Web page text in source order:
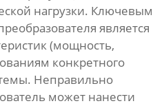
нагрузки. Ключевым
является
(мощность,
конкретного
Неправильно
может нанести